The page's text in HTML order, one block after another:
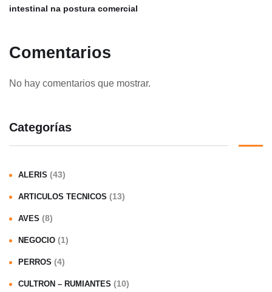
intestinal na postura comercial
Comentarios
No hay comentarios que mostrar.
Categorías
ALERIS (43)
ARTICULOS TECNICOS (13)
AVES (8)
NEGOCIO (1)
PERROS (4)
CULTRON – RUMIANTES (10)